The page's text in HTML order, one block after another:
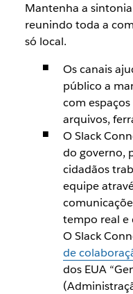
Mantenha a
reunindo toda a
só local.
Os canais
público a
com
arquivos,
O Slack
do governo,
cidadãos
equipe
tempo real e
O Slack
de
dos EUA